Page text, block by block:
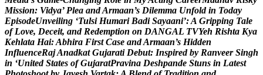
Mission: Vidya’ Plea andArmaan’s Dilemma Unfold in Today
EpisodeUnveiling ‘Tulsi Humari Badi Sayaani’:A Gripping Tale
of Love, Deceit, and Redemption on DANGAL TVYeh Rishta Kya
Kehlata Hai:Abhira First Case andArmaan’s Hidden
InfluenceRajAnadkat Gujarati Debut: Inspired by Ranveer Singh
in ‘United States of GujaratPravina Deshpande Stuns in Latest